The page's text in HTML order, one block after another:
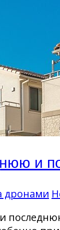
и
дронами